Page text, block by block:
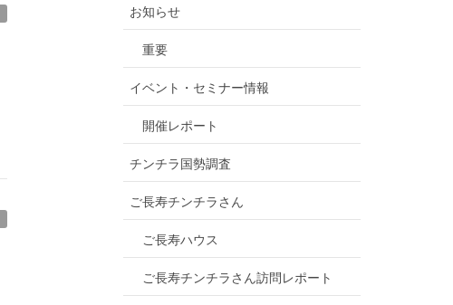
お知らせ
重要
イベント・セミナー情報
開催レポート
チンチラ国勢調査
ご長寿チンチラさん
ご長寿ハウス
ご長寿チンチラさん訪問レポート